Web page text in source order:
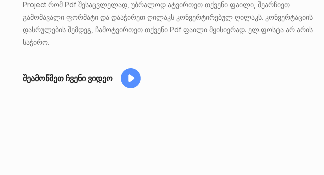
Project რომ Pdf შესაცვლელად, უბრალოდ ატვირთეთ თქვენი ფაილი, შეარჩიეთ
გამომავალი ფორმატი და დააჭირეთ ღილაკს კონვერტირებულ ღილაკს. კონვერტაციის
დასრულების შემდეგ, ჩამოტვირთეთ თქვენი Pdf ფაილი მყისიერად. ელ.ფოსტა არ არის
საჭირო.
შეამოწმეთ ჩვენი ვიდეო